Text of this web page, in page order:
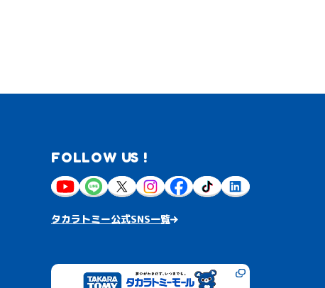
FOLLOW US !
タカラトミー公式SNS一覧